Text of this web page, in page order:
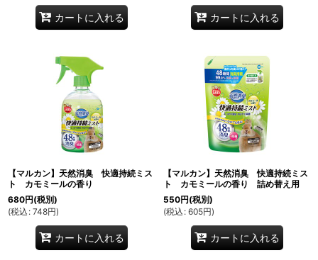
カートに入れる カートに入れる
【マルカン】天然消臭 快適持続ミス
ト カモミールの香り
680円(税別)
(税込 : 748円)
カートに入れる
【マルカン】天然消臭 快適持続ミス
ト カモミールの香り 詰め替え用
550円(税別)
(税込 : 605円)
カートに入れる